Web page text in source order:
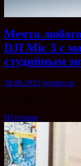
Мечта
DJI Mic 3 с
студийным
28.08.2025 Iguides.ru
Источник